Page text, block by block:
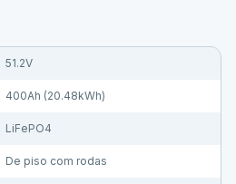
51.2V
400Ah (20.48kWh)
LiFePO4
De piso com rodas